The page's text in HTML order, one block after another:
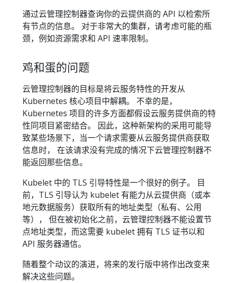
通过云管理控制器查询你的云提供商的 API 以检索所
有节点的信息。 对于非常大的集群，请考虑可能的瓶
颈，例如资源需求和 API 速率限制。
鸡和蛋的问题
云管理控制器的目标是将云服务特性的开发从
Kubernetes 核心项目中解耦。 不幸的是，
Kubernetes 项目的许多方面都假设云服务提供商的特
性同项目紧密结合。 因此，这种新架构的采用可能导
致某些场景下，当一个请求需要从云服务提供商获取
信息时， 在该请求没有完成的情况下云管理控制器不
能返回那些信息。
Kubelet 中的 TLS 引导特性是一个很好的例子。 目
前，TLS 引导认为 kubelet 有能力从云提供商（或本
地元数据服务）获取所有的地址类型（私有、公用
等）， 但在被初始化之前，云管理控制器不能设置节
点地址类型，而这需要 kubelet 拥有 TLS 证书以和
API 服务器通信。
随着整个动议的演进，将来的发行版中将作出改变来
解决这些问题。